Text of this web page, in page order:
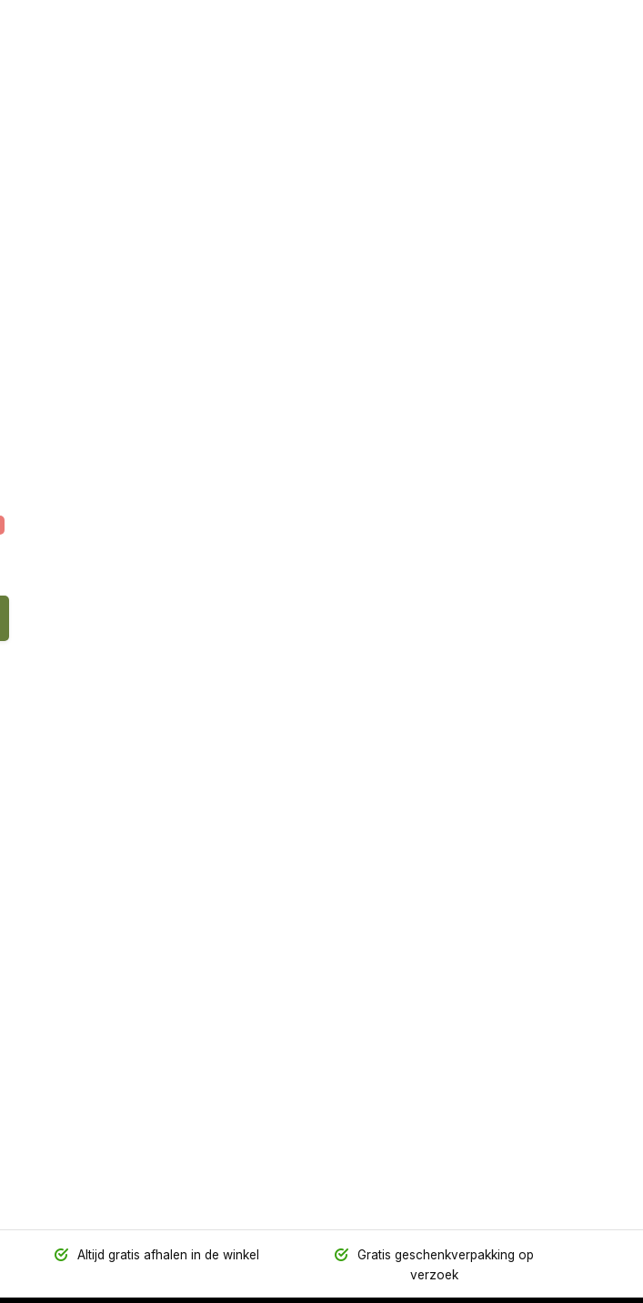
Altijd gratis afhalen in de winkel
Gratis geschenkverpakking op
verzoek